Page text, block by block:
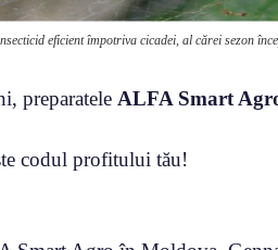
eficient împotriva cicadei, al cărei sezon
preparatele ALFA Smart
codul profitului tău!